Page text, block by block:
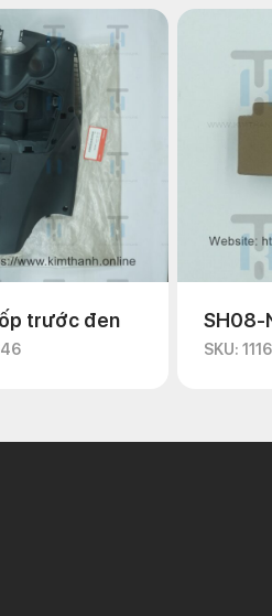
Tìm hiểu bợ cổ xe máy SH 2008
Khi bợ cổ xe SH bị hỏng, xe sẽ bị
150i
trước đen SH08-
SKU: